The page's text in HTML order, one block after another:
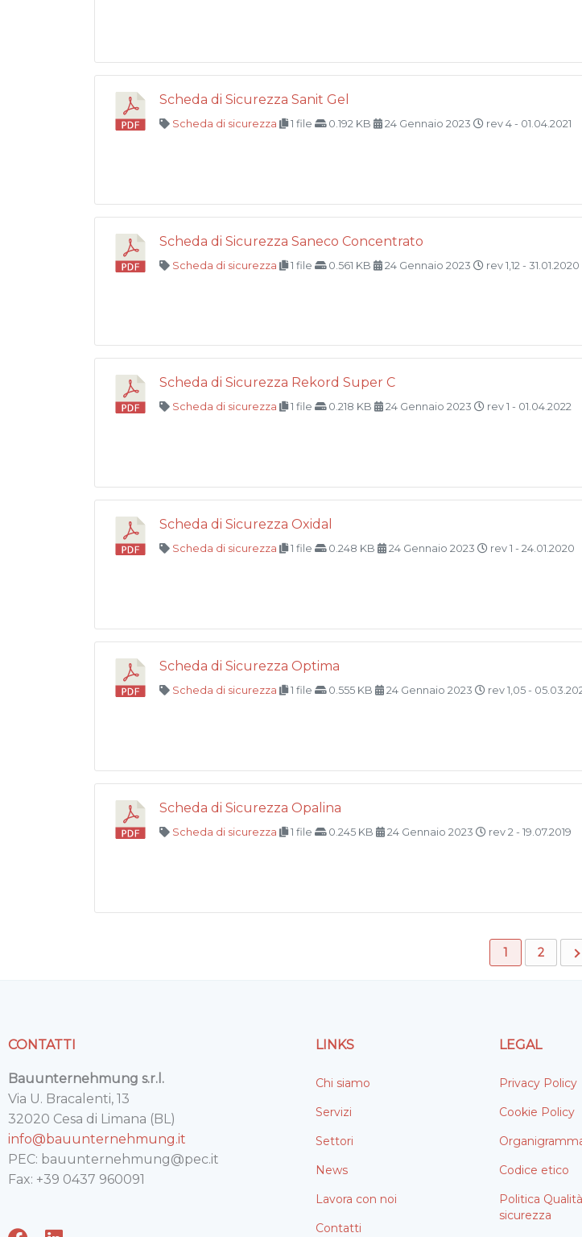
Scheda di Sicurezza Sanit Gel
Scheda di sicurezza 1 file 0.192 KB 24 Gennaio 2023 rev 4 - 01.04.2021
Scheda di Sicurezza Saneco Concentrato
Scheda di sicurezza 1 file 0.561 KB 24 Gennaio 2023 rev 1,12 - 31.01.2020
Scheda di Sicurezza Rekord Super C
Scheda di sicurezza 1 file 0.218 KB 24 Gennaio 2023 rev 1 - 01.04.2022
Scheda di Sicurezza Oxidal
Scheda di sicurezza 1 file 0.248 KB 24 Gennaio 2023 rev 1 - 24.01.2020
Scheda di Sicurezza Optima
Scheda di sicurezza 1 file 0.555 KB 24 Gennaio 2023 rev 1,05 -
Scheda di Sicurezza Opalina
Scheda di sicurezza 1 file 0.245 KB 24 Gennaio 2023 rev 2 - 19.07.2019
1 2
CONTATTI
Bauunternehmung s.r.l.
Via U. Bracalenti, 13
32020 Cesa di Limana (BL)
info@bauunternehmung.it
PEC: bauunternehmung@pec.it
Fax: +39 0437 960091
LINKS
Chi siamo
Servizi
Settori
News
Lavora con noi
Contatti
LEGAL
Privacy Policy
Cookie Policy
Codice etico
Politica
sicurezza